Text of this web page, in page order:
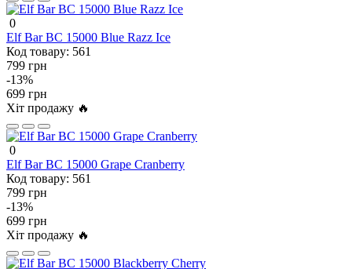
0
Elf Bar BC 15000 Blue Razz Ice
Код товару: 561
799 грн
-13%
699 грн
Хіт продажу 🔥
0
Elf Bar BC 15000 Grape Cranberry
Код товару: 561
799 грн
-13%
699 грн
Хіт продажу 🔥